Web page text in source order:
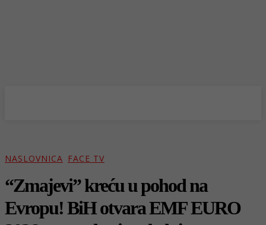
NASLOVNICA FACE TV
“Zmajevi” kreću u pohod na
Evropu! BiH otvara EMF EURO